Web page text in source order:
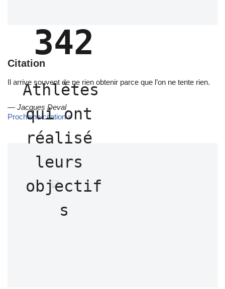
Citation
Il arrive souvent de ne rien obtenir parce que l’on ne tente rien.
— Jacques Deval
Prochaine citation »
342
Athlètes
qui ont
réalisé
leurs
objectif
s